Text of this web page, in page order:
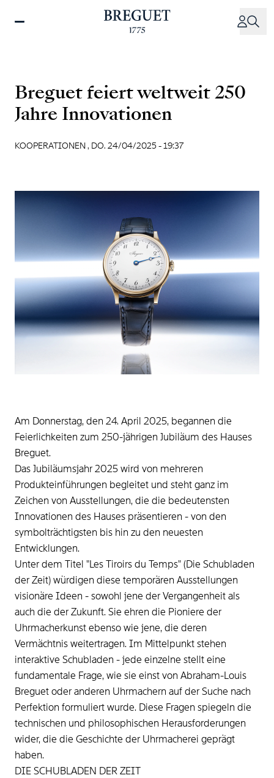
zum
Breguet feiert weltweit 250
Jahre Innovationen
KOOPERATIONEN , DO. 24/04/2025 - 19:37
Am Donnerstag, den 24. April 2025, begannen die
Feierlichkeiten zum 250-jährigen Jubiläum des Hauses
Breguet.
Das Jubiläumsjahr 2025 wird von mehreren
Produkteinführungen begleitet und steht ganz im
Zeichen von Ausstellungen, die die bedeutensten
Innovationen des Hauses präsentieren - von den
symbolträchtigsten bis hin zu den neuesten
Entwicklungen.
Unter dem Titel "Les Tiroirs du Temps" (Die Schubladen
der Zeit) würdigen diese temporären Ausstellungen
visionäre Ideen - sowohl jene der Vergangenheit als
auch die der Zukunft. Sie ehren die Pioniere der
Uhrmacherkunst ebenso wie jene, die deren
Vermächtnis weitertragen. Im Mittelpunkt stehen
interaktive Schubladen - jede einzelne stellt eine
fundamentale Frage, wie sie einst von Abraham-Louis
Breguet oder anderen Uhrmachern auf der Suche nach
Perfektion formuliert wurde. Diese Fragen spiegeln die
technischen und philosophischen Herausforderungen
wider, die die Geschichte der Uhrmacherei geprägt
haben.
DIE SCHUBLADEN DER ZEIT